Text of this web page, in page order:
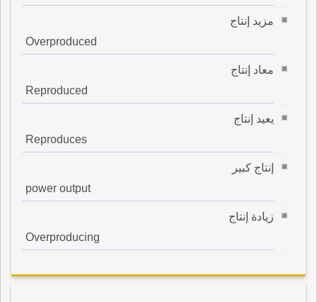
مزيد إنتاج
Overproduced
معاد إنتاج
Reproduced
يعيد إنتاج
Reproduces
إنتاج كبير
power output
زيادة إنتاج
Overproducing